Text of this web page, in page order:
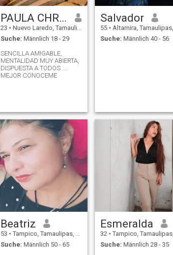
PAULA CHRISTINA
23 • Nuevo Laredo, Tamaulipas, Mexiko
Suche: Männlich 18 - 29
SENCILLA AMIGABLE,
MENTALIDAD MUY ABIERTA,
DISPUESTA A TODOS ....
MEJOR CONOCEME
Salvador
55 • Altamira, Tamaulipas, Mexiko
Suche: Männlich 40 - 56
Beatriz
53 • Tampico, Tamaulipas, Mexiko
Suche: Männlich 50 - 65
Esmeralda
32 • Tampico, Tamaulipas, Mexiko
Suche: Männlich 28 - 35